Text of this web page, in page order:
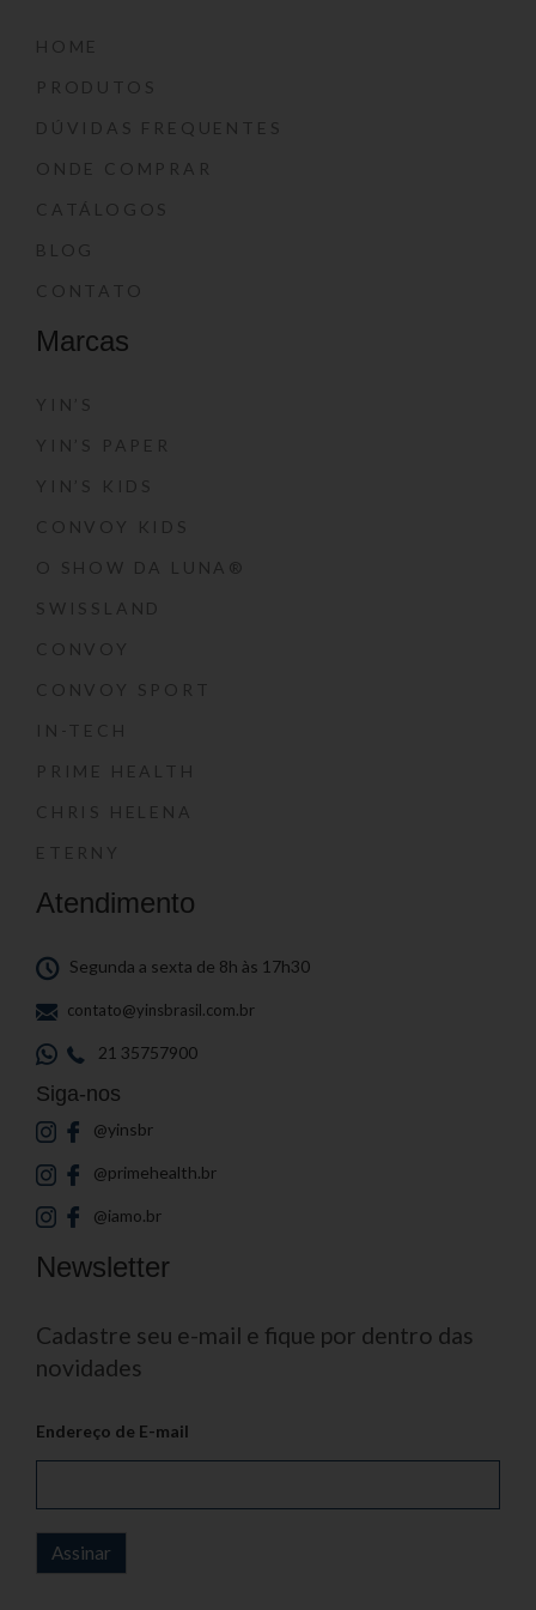
HOME
PRODUTOS
DÚVIDAS FREQUENTES
ONDE COMPRAR
CATÁLOGOS
BLOG
CONTATO
Marcas
YIN’S
YIN’S PAPER
YIN’S KIDS
CONVOY KIDS
O SHOW DA LUNA®
SWISSLAND
CONVOY
CONVOY SPORT
IN-TECH
PRIME HEALTH
CHRIS HELENA
ETERNY
Atendimento
Segunda a sexta de 8h às 17h30
contato@yinsbrasil.com.br
21 35757900
Siga-nos
@yinsbr
@primehealth.br
@iamo.br
Newsletter
Cadastre seu e-mail e fique por dentro das
novidades
Endereço de E-mail